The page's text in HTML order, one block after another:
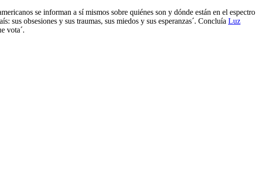
se informan a sí mismos sobre quiénes son y dónde están en el espectro
sus obsesiones y sus traumas, sus miedos y sus esperanzas´. Concluía Luz
vota´.